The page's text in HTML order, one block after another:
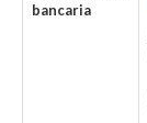
bancaria